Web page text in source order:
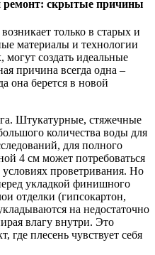
ремонт: скрытые причины
только в старых и
материалы и технологии
создать идеальные
причина всегда одна –
она берется в новой
Штукатурные, стяжечные
количества воды для
для полного
4 см может потребоваться
проветривания. Но
укладкой финишного
отделки (гипсокартон,
на недостаточно
влагу внутри. Это
где плесень чувствует себя